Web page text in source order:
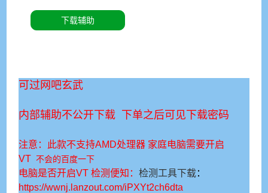
下载辅助
可过网吧玄武
内部辅助不公开下载 下单之后可见下载密码
注意：此款不支持AMD处理器 家庭电脑需要开启
VT不会的百度一下
电脑是否开启VT 检测便知：检测工具下载：
https://wwnj.lanzout.com/iPXYt2ch6dta